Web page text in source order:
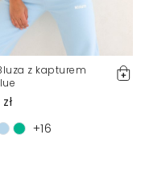
z kapturem
+16